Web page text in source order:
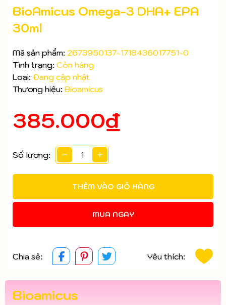
BioAmicus Omega-3 DHA+ EPA
30ml
Mã sản phẩm: 2673950137-1718436017751-0
Tình trạng: Còn hàng
Loại: Đang cập nhật
Thương hiệu: Bioamicus
385.000₫
Số lượng:
THÊM VÀO GIỎ HÀNG
MUA NGAY
Mã giảm giá:
Điều kiện:
Chia sẻ: Yêu thích:
Bioamicus